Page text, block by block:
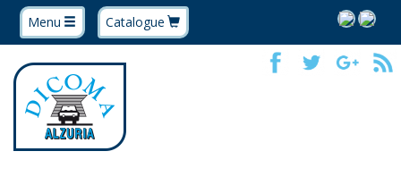
Menu Catalogue